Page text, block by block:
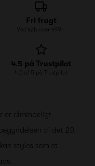
Fri fragt
Ved køb over 499,-
4.5 på Trustpilot
4.5 af 5 på Trustpilot
er almindeligt
af det 20.
styles som et